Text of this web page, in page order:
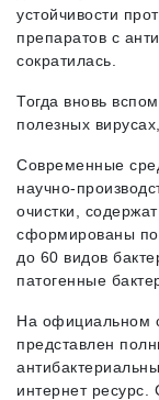
устойчивости
препаратов с
сократилась.
Тогда вновь
полезных
Современные
научно-
очистки,
сформированы по
до 60 видов
патогенные
На официальном
представлен
интернет